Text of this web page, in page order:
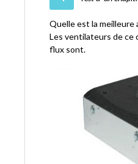
Quelle est la meilleure
Les ventilateurs de ce
flux sont.